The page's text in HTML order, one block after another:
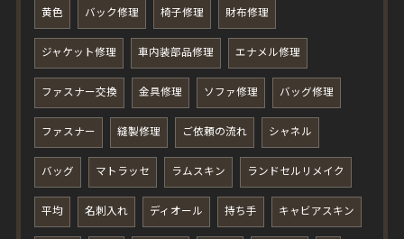
黄色 バック修理 椅子修理 財布修理
ジャケット修理 車内装部品修理 エナメル修理
ファスナー交換 金具修理 ソファ修理 バッグ修理
ファスナー 縫製修理 ご依頼の流れ シャネル
バッグ マトラッセ ラムスキン ランドセルリメイク
平均 名刺入れ ディオール 持ち手 キャビアスキン